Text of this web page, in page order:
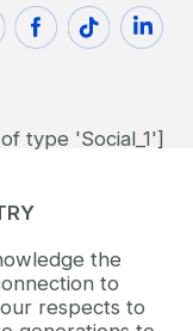
type 'Social_1']
the
to
respects to